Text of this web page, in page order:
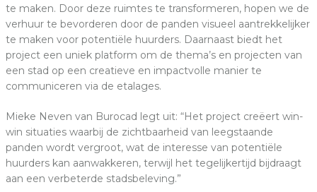
te maken. Door deze ruimtes te transformeren, hopen we de
verhuur te bevorderen door de panden visueel aantrekkelijker
te maken voor potentiële huurders. Daarnaast biedt het
project een uniek platform om de thema’s en projecten van
een stad op een creatieve en impactvolle manier te
communiceren via de etalages.
Mieke Neven van Burocad legt uit: “Het project creëert win-
win situaties waarbij de zichtbaarheid van leegstaande
panden wordt vergroot, wat de interesse van potentiële
huurders kan aanwakkeren, terwijl het tegelijkertijd bijdraagt
aan een verbeterde stadsbeleving.”